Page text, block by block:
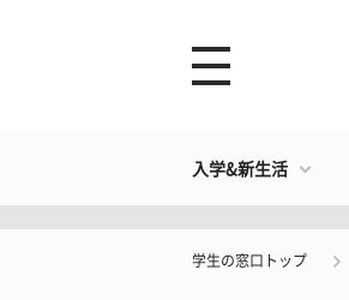
入学&新生活
学生の窓口トップ